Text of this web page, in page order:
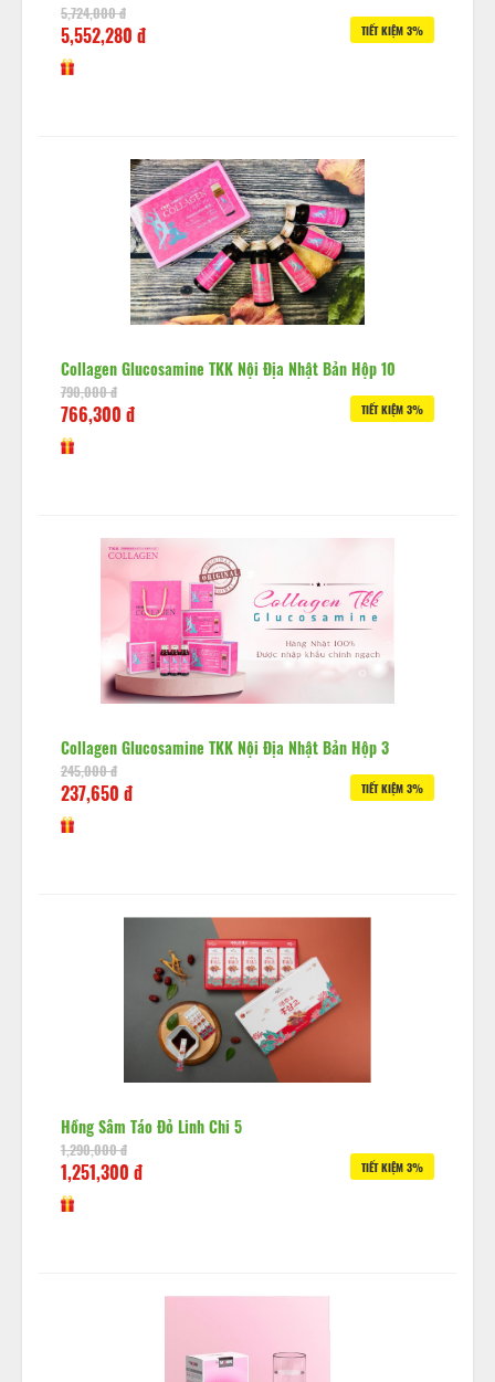
5,724,000 đ
5,552,280 đ TIẾT KIỆM 3%
Collagen Glucosamine TKK Nội Địa Nhật Bản Hộp 10
790,000 đ
766,300 đ TIẾT KIỆM 3%
Collagen Glucosamine TKK Nội Địa Nhật Bản Hộp 3
245,000 đ
237,650 đ TIẾT KIỆM 3%
Hồng Sâm Táo Đỏ Linh Chi 5
1,290,000 đ
1,251,300 đ TIẾT KIỆM 3%